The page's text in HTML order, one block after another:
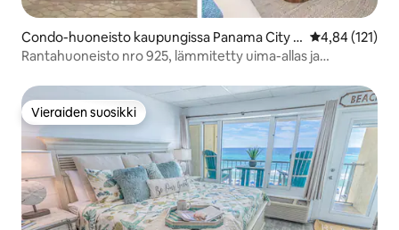
Condo-huoneisto kaupungissa Panama City B
each
4,84 (121)
Rantahuoneisto nro 925, lämmitetty uima-allas ja
Vieraiden suosikki
Vieraiden suosikki